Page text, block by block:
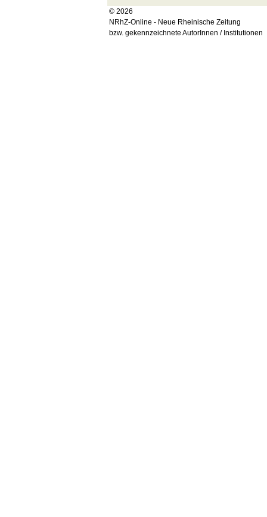
© 2026
NRhZ-Online - Neue Rheinische Zeitung
bzw. gekennzeichnete AutorInnen / Institutionen